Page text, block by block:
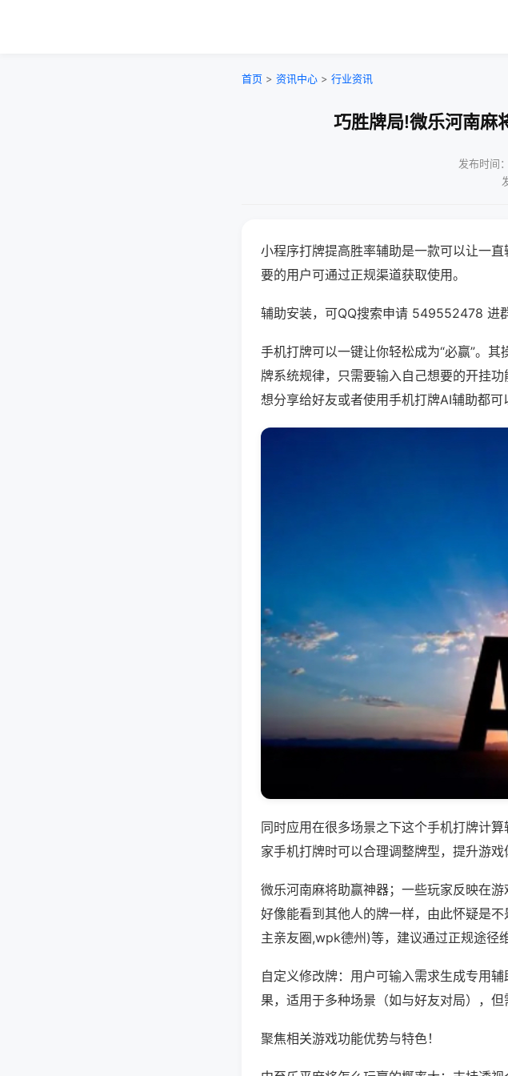
首页 > 资讯中心 > 行业资讯
巧胜牌局!微乐河南麻
发布时间
小程序打牌提高胜率辅助是一款可以让一
要的用户可通过正规渠道获取使用。
辅助安装，可QQ搜索申请 549552478 进
手机打牌可以一键让你轻松成为“必赢”。
牌系统规律，只需要输入自己想要的开挂
想分享给好友或者使用手机打牌AI辅助都可
同时应用在很多场景之下这个手机打牌计
家手机打牌时可以合理调整牌型，提升游戏
微乐河南麻将助赢神器；一些玩家反映在
好像能看到其他人的牌一样，由此怀疑是
主亲友圈,wpk德州)等，建议通过正规途径
自定义修改牌：用户可输入需求生成专用
果，适用于多种场景（如与好友对局），但
聚焦相关游戏功能优势与特色！